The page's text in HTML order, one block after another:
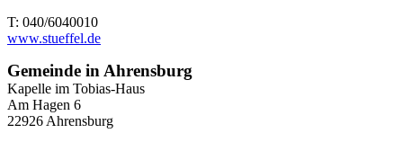
T: 040/6040010
www.stueffel.de
Gemeinde in Ahrensburg
Kapelle im Tobias-Haus
Am Hagen 6
22926 Ahrensburg